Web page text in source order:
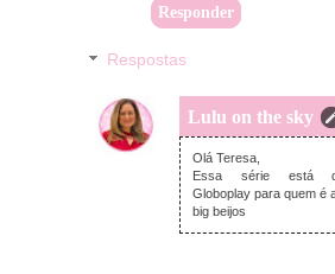
Responder
Respostas
Lulu on the sky
Olá Teresa,
Essa série está
Globoplay para quem é
big beijos